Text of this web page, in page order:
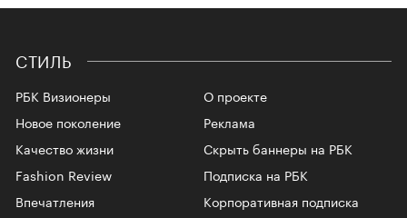
СТИЛЬ
РБК Визионеры
Новое поколение
Качество жизни
Fashion Review
Впечатления
О проекте
Реклама
Скрыть баннеры на РБК
Подписка на РБК
Корпоративная подписка